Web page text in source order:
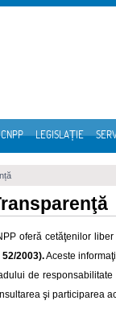
LEGISLAȚIE
oferă cetăţenilor
52/2003).Aceste
de
şi participarea